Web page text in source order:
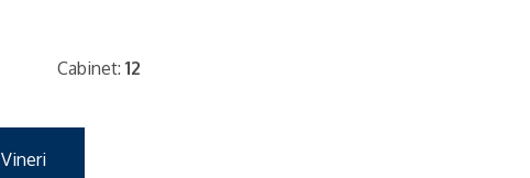
Cabinet: 12
Vineri